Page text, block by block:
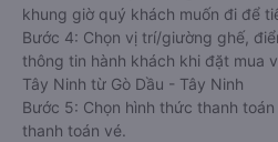
khung giờ quý khách muốn đi để
Bước 4: Chọn vị trí/giường ghế,
thông tin hành khách khi đặt mua
Tây Ninh từ Gò Dầu - Tây Ninh
Bước 5: Chọn hình thức thanh
thanh toán vé.